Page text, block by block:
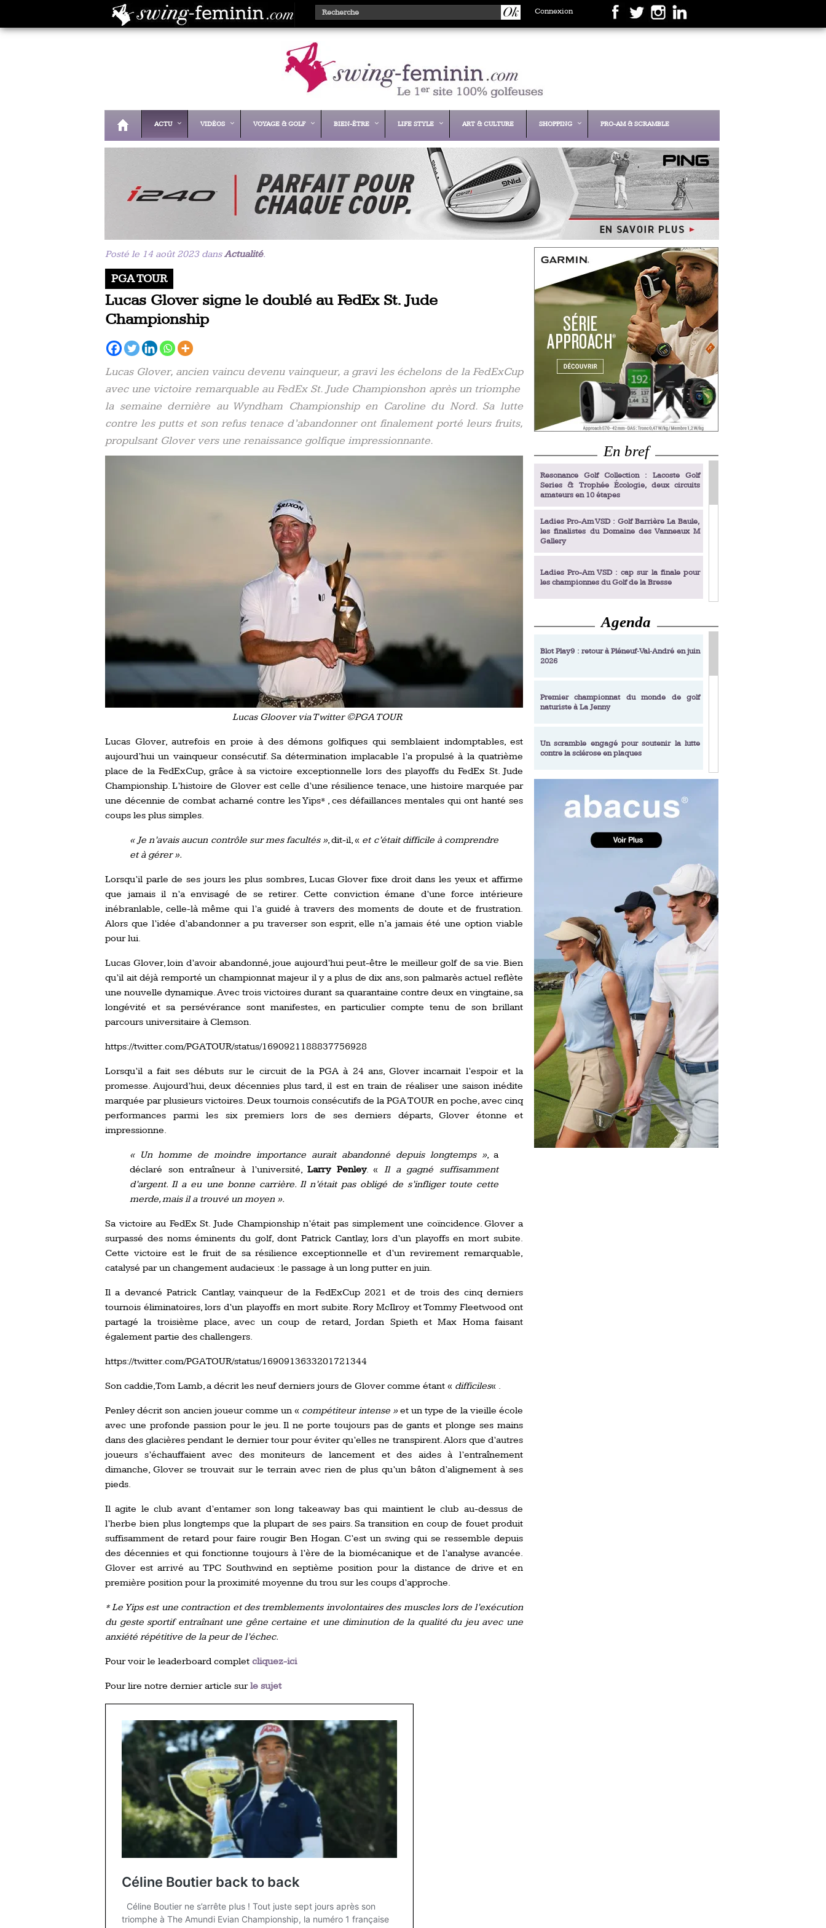
Connexion
ACTU VIDÉOS VOYAGE & GOLF BIEN-ÊTRE LIFE STYLE ART & CULTURE SHOPPING PRO-AM & SCRAMBLE
Posté le 14 août 2023 dansActualité.
PGA TOUR
Lucas Glover signe le doublé au FedEx St. Jude
Championship
Lucas Glover, ancien vaincu devenu vainqueur, a gravi les échelons de la FedExCup
avec une victoire remarquable au FedEx St. Jude Championshon après un triomphe
la semaine dernière au Wyndham Championship en Caroline du Nord. Sa lutte
contre les putts et son refus tenace d’abandonner ont finalement porté leurs fruits,
propulsant Glover vers une renaissance golfique impressionnante.
Lucas Gloover via Twitter ©PGA TOUR
Lucas Glover, autrefois en proie à des démons golfiques qui semblaient indomptables, est
aujourd’hui un vainqueur consécutif. Sa détermination implacable l’a propulsé à la quatrième
place de la FedExCup, grâce à sa victoire exceptionnelle lors des playoffs du FedEx St. Jude
Championship. L’histoire de Glover est celle d’une résilience tenace, une histoire marquée par
une décennie de combat acharné contre les Yips* , ces défaillances mentales qui ont hanté ses
coups les plus simples.
« Je n’avais aucun contrôle sur mes facultés », dit-il, « et c’était difficile à comprendre
et à gérer ».
Lorsqu’il parle de ses jours les plus sombres, Lucas Glover fixe droit dans les yeux et affirme
que jamais il n’a envisagé de se retirer. Cette conviction émane d’une force intérieure
inébranlable, celle-là même qui l’a guidé à travers des moments de doute et de frustration.
Alors que l’idée d’abandonner a pu traverser son esprit, elle n’a jamais été une option viable
pour lui.
Lucas Glover, loin d’avoir abandonné, joue aujourd’hui peut-être le meilleur golf de sa vie. Bien
qu’il ait déjà remporté un championnat majeur il y a plus de dix ans, son palmarès actuel reflète
une nouvelle dynamique. Avec trois victoires durant sa quarantaine contre deux en vingtaine, sa
longévité et sa persévérance sont manifestes, en particulier compte tenu de son brillant
parcours universitaire à Clemson.
https://twitter.com/PGATOUR/status/1690921188837756928
Lorsqu’il a fait ses débuts sur le circuit de la PGA à 24 ans, Glover incarnait l’espoir et la
promesse. Aujourd’hui, deux décennies plus tard, il est en train de réaliser une saison inédite
marquée par plusieurs victoires. Deux tournois consécutifs de la PGA TOUR en poche, avec cinq
performances parmi les six premiers lors de ses derniers départs, Glover étonne et
impressionne.
« Un homme de moindre importance aurait abandonné depuis longtemps », a
déclaré son entraîneur à l’université,Larry Penley. «Il a gagné suffisamment
d’argent. Il a eu une bonne carrière. Il n’était pas obligé de s’infliger toute cette
merde, mais il a trouvé un moyen ».
Sa victoire au FedEx St. Jude Championship n’était pas simplement une coïncidence. Glover a
surpassé des noms éminents du golf, dont Patrick Cantlay, lors d’un playoffs en mort subite.
Cette victoire est le fruit de sa résilience exceptionnelle et d’un revirement remarquable,
catalysé par un changement audacieux : le passage à un long putter en juin.
Il a devancé Patrick Cantlay, vainqueur de la FedExCup 2021 et de trois des cinq derniers
tournois éliminatoires, lors d’un playoffs en mort subite. Rory McIlroy et Tommy Fleetwood ont
partagé la troisième place, avec un coup de retard, Jordan Spieth et Max Homa faisant
également partie des challengers.
https://twitter.com/PGATOUR/status/1690913633201721344
Son caddie, Tom Lamb, a décrit les neuf derniers jours de Glover comme étant « difficiles« .
Penley décrit son ancien joueur comme un « compétiteur intense »et un type de la vieille école
avec une profonde passion pour le jeu. Il ne porte toujours pas de gants et plonge ses mains
dans des glacières pendant le dernier tour pour éviter qu’elles ne transpirent. Alors que d’autres
joueurs s’échauffaient avec des moniteurs de lancement et des aides à l’entraînement
dimanche, Glover se trouvait sur le terrain avec rien de plus qu’un bâton d’alignement à ses
pieds.
Il agite le club avant d’entamer son long takeaway bas qui maintient le club au-dessus de
l’herbe bien plus longtemps que la plupart de ses pairs. Sa transition en coup de fouet produit
suffisamment de retard pour faire rougir Ben Hogan. C’est un swing qui se ressemble depuis
des décennies et qui fonctionne toujours à l’ère de la biomécanique et de l’analyse avancée.
Glover est arrivé au TPC Southwind en septième position pour la distance de drive et en
première position pour la proximité moyenne du trou sur les coups d’approche.
* Le Yips est une contraction et des tremblements involontaires des muscles lors de l’exécution
du geste sportif entraînant une gêne certaine et une diminution de la qualité du jeu avec une
anxiété répétitive de la peur de l’échec.
Pour voir le leaderboard complet cliquez-ici
Pour lire notre dernier article surle sujet
En bref
Resonance Golf Collection : Lacoste Golf
Series & Trophée Écologie, deux circuits
amateurs en 10 étapes
Ladies Pro-Am VSD : Golf Barrière La Baule,
les finalistes du Domaine des Vanneaux M
Gallery
Ladies Pro-Am VSD : cap sur la finale pour
les championnes du Golf de la Bresse
Ladies Pro-Am VSD : Golf du Prieuré, elles
décrochent leur billet pour la finale
Enfin un livre de golf pensé pour les femmes
Ladies Pro-Am VSD : les premières
Académie Golf Barrière Julien Xanthopoulos,
Amundi Evian Championship, de nouvelles
expériences immersives
Evian Resort Golf Club : Saison 2 du
Programme Performance
Agenda
Blot Play9 : retour à Pléneuf‑Val‑André en juin
2026
Premier championnat du monde de golf
naturiste à La Jenny
Un scramble engagé pour soutenir la lutte
contre la sclérose en plaques
Series & Trophée Écologie, deux circuits
amateurs en 10 étapes
Royal Air Maroc Golf & Padel Cup : le nouvel
event sport et networking
LPGA Tour 2026 : une saison record pour le
Ladies European Tour 2026 : une saison
historique sur cinq continents
Debout en Bouts prolonge la Fashion Week à
Roland-Garros
Lacoste Ladies Open 2025 : Céline Boutier
de retour à Deauville
Aphrodite Hills Team Cup 2025 : de retour a
Chypre